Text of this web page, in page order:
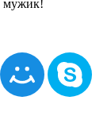
мужик!